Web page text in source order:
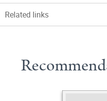
Related links